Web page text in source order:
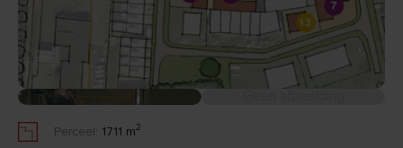
Perceel: 1711 m2